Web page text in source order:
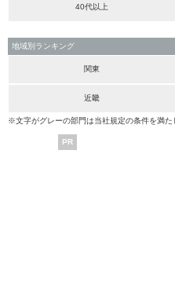
40代以上
地域別ランキング
関東
近畿
※文字がグレーの部門は当社規定の条件を満た
PR